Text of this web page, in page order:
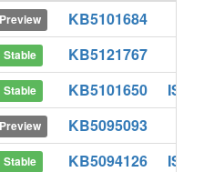
Preview KB5101684
Stable KB5121767
Stable KB5101650
ISO
Preview KB5095093
Stable KB5094126 ISO